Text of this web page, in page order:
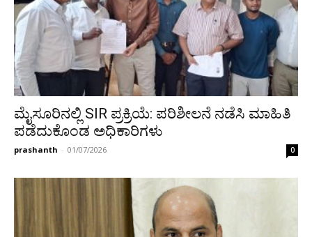
ಮೈಸೂರಿನಲ್ಲಿ SIR ಪ್ರಕ್ರಿಯೆ: ಪರಿಶೀಲನೆ ನಡೆಸಿ ಮಾಹಿತಿ
ಪಡೆದುಕೊಂಡ ಅಧಿಕಾರಿಗಳು
prashanth - 01/07/2026 0